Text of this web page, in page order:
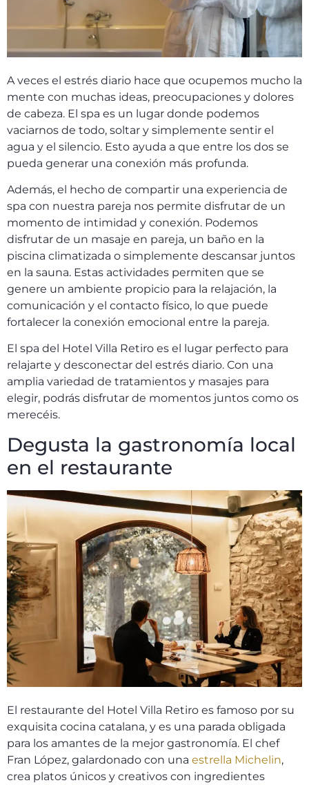
A veces el estrés diario hace que ocupemos mucho la
mente con muchas ideas, preocupaciones y dolores
de cabeza. El spa es un lugar donde podemos
vaciarnos de todo, soltar y simplemente sentir el
agua y el silencio. Esto ayuda a que entre los dos se
pueda generar una conexión más profunda.
Además, el hecho de compartir una experiencia de
spa con nuestra pareja nos permite disfrutar de un
momento de intimidad y conexión. Podemos
disfrutar de un masaje en pareja, un baño en la
piscina climatizada o simplemente descansar juntos
en la sauna. Estas actividades permiten que se
genere un ambiente propicio para la relajación, la
comunicación y el contacto físico, lo que puede
fortalecer la conexión emocional entre la pareja.
El spa del Hotel Villa Retiro es el lugar perfecto para
relajarte y desconectar del estrés diario. Con una
amplia variedad de tratamientos y masajes para
elegir, podrás disfrutar de momentos juntos como os
merecéis.
Degusta la gastronomía local
en el restaurante
El restaurante del Hotel Villa Retiro es famoso por su
exquisita cocina catalana, y es una parada obligada
para los amantes de la mejor gastronomía. El chef
Fran López, galardonado con una estrella Michelin,
crea platos únicos y creativos con ingredientes